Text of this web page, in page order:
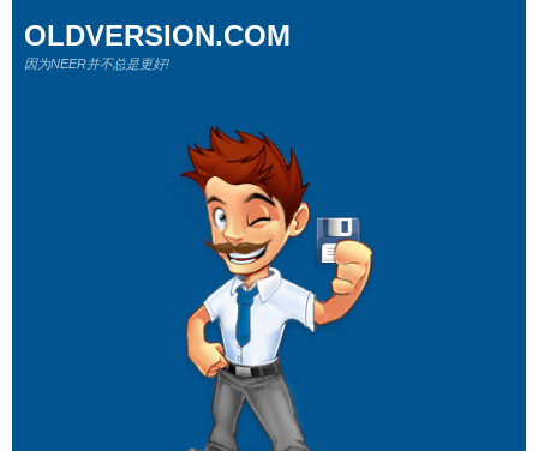
OLDVERSION.COM
因为NEER并不总是更好!